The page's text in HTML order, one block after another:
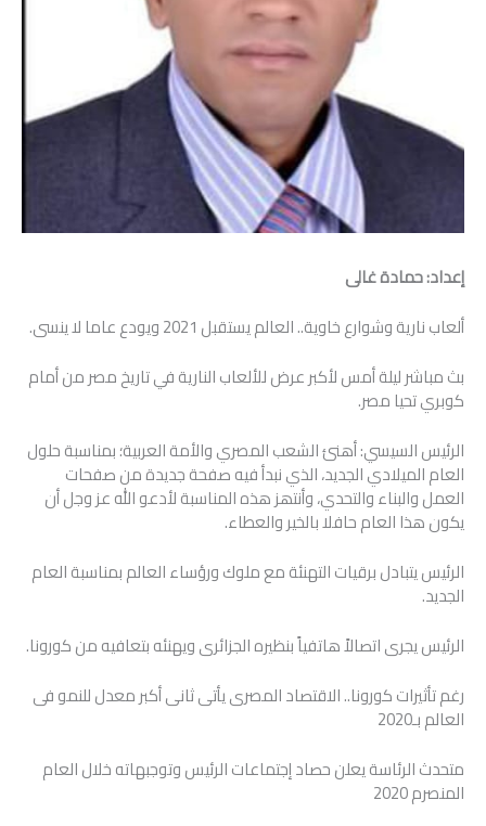
إعداد: حمادة غالى
ألعاب نارية وشوارع خاوية.. العالم يستقبل 2021 ويودع عاما لا ينسى.
بث مباشر ليلة أمس لأكبر عرض للألعاب النارية في تاريخ مصر من أمام
كوبري تحيا مصر.
الرئيس السيسي: أھنئ الشعب المصري والأمة العربیة؛ بمناسبة حلول
العام المیلادي الجدید، الذي نبدأ فیه صفحة جدیدة من صفحات
العمل والبناء والتحدي، وأنتھز ھذه المناسبة لأدعو الله عز وجل أن
یكون ھذا العام حافلا بالخیر والعطاء.
الرئيس يتبادل برقيات التهنئة مع ملوك ورؤساء العالم بمناسبة العام
الجديد.
الرئيس يجرى اتصالاً هاتفياً بنظيره الجزائرى ويهنئه بتعافيه من كورونا.
رغم تأثيرات كورونا.. الاقتصاد المصرى يأتى ثانى أكبر معدل للنمو فى
العالم بـ2020
متحدث الرئاسة يعلن حصاد إجتماعات الرئيس وتوجبهاته خلال العام
المنصرم 2020